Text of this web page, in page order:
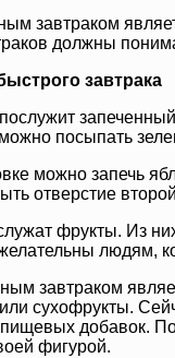
завтраком
должны
завтрака
посыпать
можно запечь
отверстие
фрукты. Из
людям,
завтраком
сухофрукты.
добавок.
фигурой.